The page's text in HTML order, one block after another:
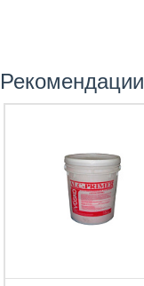
Рекомендации